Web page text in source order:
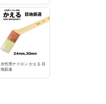
水性用ナイロン かえる 目
地筋違